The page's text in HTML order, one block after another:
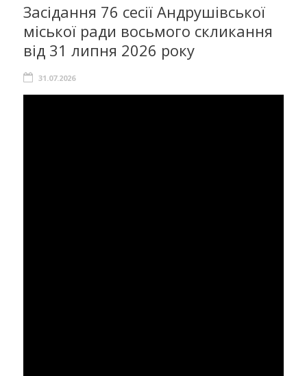
Засідання 76 сесії Андрушівської
міської ради восьмого скликання
від 31 липня 2026 року
31.07.2026